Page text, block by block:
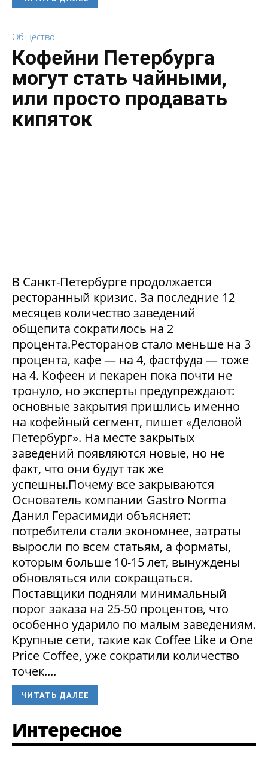
Общество
Кофейни Петербурга
могут стать чайными,
или просто продавать
кипяток
В Санкт-Петербурге продолжается
ресторанный кризис. За последние 12
месяцев количество заведений
общепита сократилось на 2
процента.Ресторанов стало меньше на 3
процента, кафе — на 4, фастфуда — тоже
на 4. Кофеен и пекарен пока почти не
тронуло, но эксперты предупреждают:
основные закрытия пришлись именно
на кофейный сегмент, пишет «Деловой
Петербург». На месте закрытых
заведений появляются новые, но не
факт, что они будут так же
успешны.Почему все закрываются
Основатель компании Gastro Norma
Данил Герасимиди объясняет:
потребители стали экономнее, затраты
выросли по всем статьям, а форматы,
которым больше 10-15 лет, вынуждены
обновляться или сокращаться.
Поставщики подняли минимальный
порог заказа на 25-50 процентов, что
особенно ударило по малым заведениям.
Крупные сети, такие как Coffee Like и One
Price Coffee, уже сократили количество
точек....
ЧИТАТЬ ДАЛЕЕ
Интересное